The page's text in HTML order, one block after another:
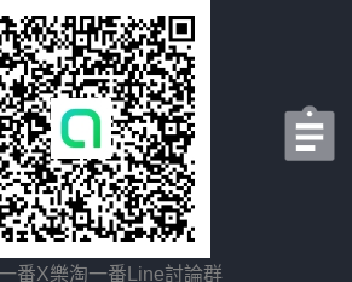
番X樂淘一番Line討論群